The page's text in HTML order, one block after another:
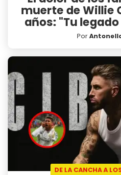
muerte de Willie
años: "Tu
Por
DE LA CANCHA A